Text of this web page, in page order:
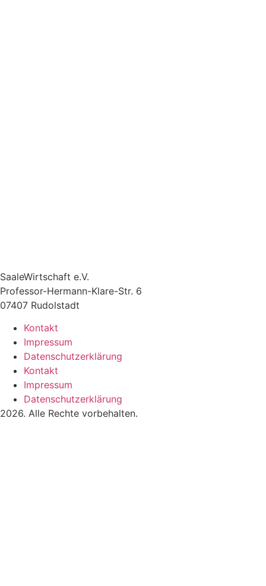
SaaleWirtschaft e.V.
Professor-Hermann-Klare-Str. 6
07407 Rudolstadt
Kontakt
Impressum
Datenschutzerklärung
Kontakt
Impressum
Datenschutzerklärung
2026. Alle Rechte vorbehalten.